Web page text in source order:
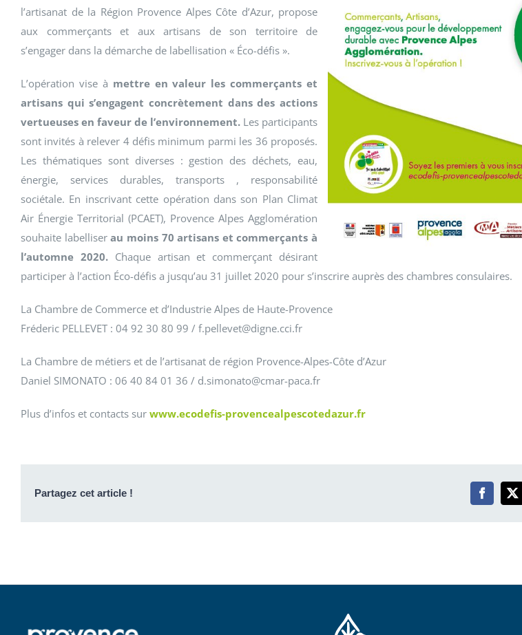
l’artisanat de la Région Provence Alpes Côte d’Azur, propose
aux commerçants et aux artisans de son territoire de
s’engager dans la démarche de labellisation « Éco-défis ».
L’opération vise à mettre en valeur les commerçants et
artisans qui s’engagent concrètement dans des actions
vertueuses en faveur de l’environnement. Les participants
sont invités à relever 4 défis minimum parmi les 36 proposés.
Les thématiques sont diverses : gestion des déchets, eau,
énergie, services durables, transports , responsabilité
sociétale. En inscrivant cette opération dans son Plan Climat
Air Énergie Territorial (PCAET), Provence Alpes Agglomération
souhaite labelliserau moins 70 artisans et commerçants à
l’automne 2020. Chaque artisan et commerçant désirant
participer à l’action Éco-défis a jusqu’au 31 juillet 2020 pour s’inscrire auprès des chambres consulaires.
La Chambre de Commerce et d’Industrie Alpes de Haute-Provence
Fréderic PELLEVET : 04 92 30 80 99 / f.pellevet@digne.cci.fr
La Chambre de métiers et de l’artisanat de région Provence-Alpes-Côte d’Azur
Daniel SIMONATO : 06 40 84 01 36 / d.simonato@cmar-paca.fr
Plus d’infos et contacts sur www.ecodefis-provencealpescotedazur.fr
Partagez cet article ! Facebook
X